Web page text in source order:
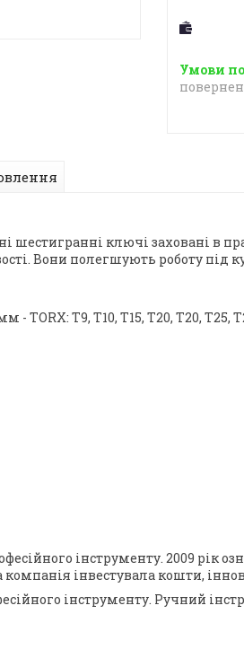
шестигранні ключі заховані в
Вони полегшують роботу під
TORX: T9, T10, T15, T20, T20, T25,
інструменту. 2009 рік
компанія інвестувала кошти,
інструменту. Ручний